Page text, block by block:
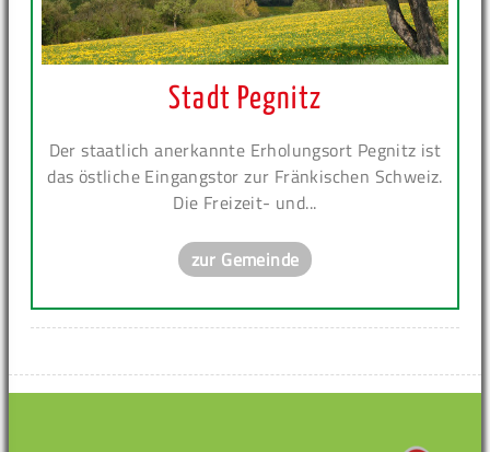
Stadt Pegnitz
Der staatlich anerkannte Erholungsort Pegnitz ist
das östliche Eingangstor zur Fränkischen Schweiz.
Die Freizeit- und...
zur Gemeinde